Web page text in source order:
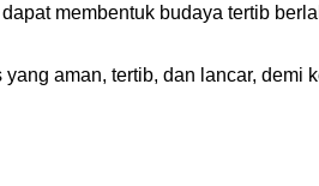
membentuk budaya tertib
aman, tertib, dan lancar, demi